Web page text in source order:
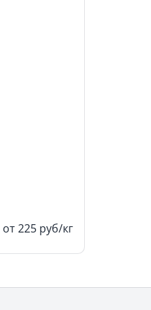
от 225 руб/кг